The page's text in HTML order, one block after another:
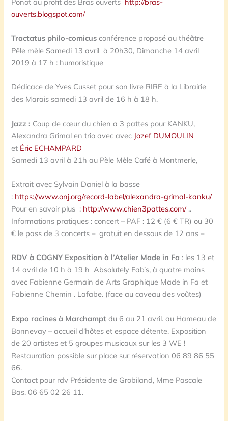
ouverts.blogspot.com/
Tractatus philo-comicus conférence proposé au théâtre
Pêle mêle Samedi 13 avril à 20h30, Dimanche 14 avril
2019 à 17 h : humoristique
Dédicace de Yves Cusset pour son livre RIRE à la Librairie
des Marais samedi 13 avril de 16 h à 18 h.
Jazz : Coup de cœur du chien a 3 pattes pour KANKU,
Alexandra Grimal en trio avec avec Jozef DUMOULIN
et Éric ECHAMPARD
Samedi 13 avril à 21h au Pèle Mèle Café à Montmerle,
Extrait avec Sylvain Daniel à la basse
: https://www.onj.org/record-label/alexandra-grimal-kanku/
Pour en savoir plus : http://www.chien3pattes.com/..
Informations pratiques : concert – PAF : 12 € (6 € TR) ou 30
€ le pass de 3 concerts – gratuit en dessous de 12 ans –
RDV à COGNY Exposition à l’Atelier Made in Fa : les 13 et
14 avril de 10 h à 19 h Absolutely Fab’s, à quatre mains
avec Fabienne Germain de Arts Graphique Made in Fa et
Fabienne Chemin . Lafabe. (face au caveau des voûtes)
Expo racines à Marchamptdu 6 au 21 avril. au Hameau de
Bonnevay – accueil d’hôtes et espace détente. Exposition
de 20 artistes et 5 groupes musicaux sur les 3 WE !
Restauration possible sur place sur réservation 06 89 86 55
66.
Contact pour rdv Présidente de Grobiland, Mme Pascale
Bas, 06 65 02 26 11.